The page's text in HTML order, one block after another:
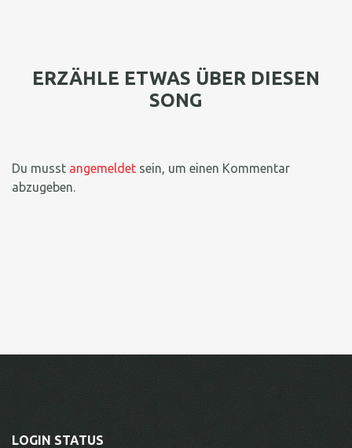
ERZÄHLE ETWAS ÜBER DIESEN
SONG
Du musst angemeldet sein, um einen Kommentar
abzugeben.
LOGIN STATUS